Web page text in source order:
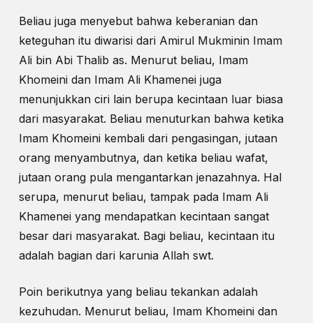
Beliau juga menyebut bahwa keberanian dan
keteguhan itu diwarisi dari Amirul Mukminin Imam
Ali bin Abi Thalib as. Menurut beliau, Imam
Khomeini dan Imam Ali Khamenei juga
menunjukkan ciri lain berupa kecintaan luar biasa
dari masyarakat. Beliau menuturkan bahwa ketika
Imam Khomeini kembali dari pengasingan, jutaan
orang menyambutnya, dan ketika beliau wafat,
jutaan orang pula mengantarkan jenazahnya. Hal
serupa, menurut beliau, tampak pada Imam Ali
Khamenei yang mendapatkan kecintaan sangat
besar dari masyarakat. Bagi beliau, kecintaan itu
adalah bagian dari karunia Allah swt.
Poin berikutnya yang beliau tekankan adalah
kezuhudan. Menurut beliau, Imam Khomeini dan